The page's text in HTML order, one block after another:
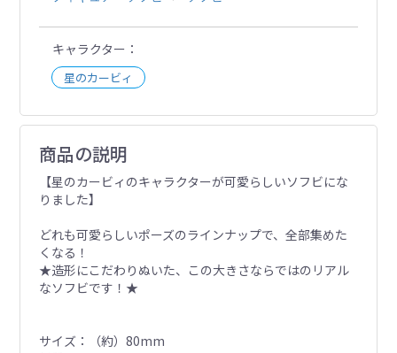
キャラクター
星のカービィ
商品の説明
【星のカービィのキャラクターが可愛らしいソフビにな
りました】
どれも可愛らしいポーズのラインナップで、全部集めた
くなる！
★造形にこだわりぬいた、この大きさならではのリアル
なソフビです！★
サイズ：（約）80mm